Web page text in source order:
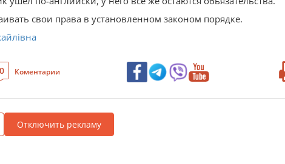
свои права в установленном законом порядке.
0 Коментарии
Отключить рекламу